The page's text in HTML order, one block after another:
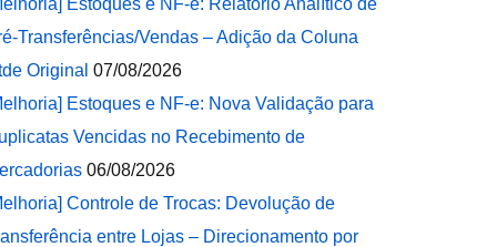
Estoques e NF-e: Relatório Analítico de
Transferências/Vendas – Adição da Coluna
Original 07/08/2026
Estoques e NF-e: Nova Validação para
Vencidas no Recebimento de
06/08/2026
Controle de Trocas: Devolução de
entre Lojas – Direcionamento por